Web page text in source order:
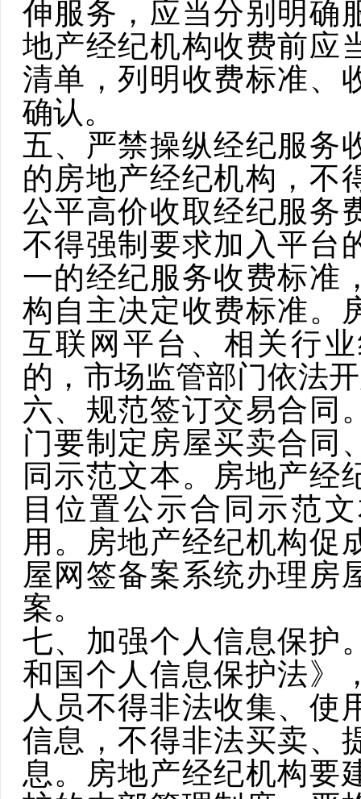
伸服务，应当分别明确
地产经纪机构收费前应
清单，列明收费标准、
确认。
五、严禁操纵经纪服务
的房地产经纪机构，不
公平高价收取经纪服务
不得强制要求加入平台
一的经纪服务收费标准
构自主决定收费标准。
互联网平台、相关行
的，市场监管部门依法
六、规范签订交易合同
门要制定房屋买卖合同
同示范文本。房地产经
目位置公示合同示范
用。房地产经纪机构促
屋网签备案系统办理房
案。
七、加强个人信息保护
和国个人信息保护法》
人员不得非法收集、使
信息，不得非法买卖、
息。房地产经纪机构要